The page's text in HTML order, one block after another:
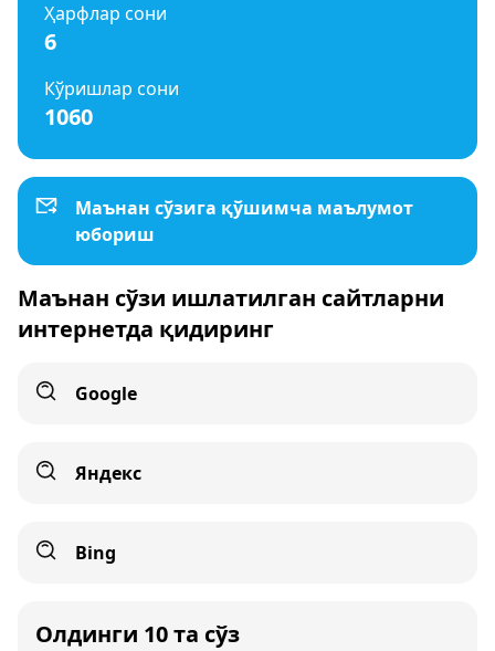
Ҳарфлар сони
6
Кўришлар сони
1060
Маънан сўзига қўшимча маълумот
юбориш
Маънан сўзи ишлатилган сайтларни
интернетда қидиринг
Google
Яндекс
Bing
Олдинги 10 та сўз